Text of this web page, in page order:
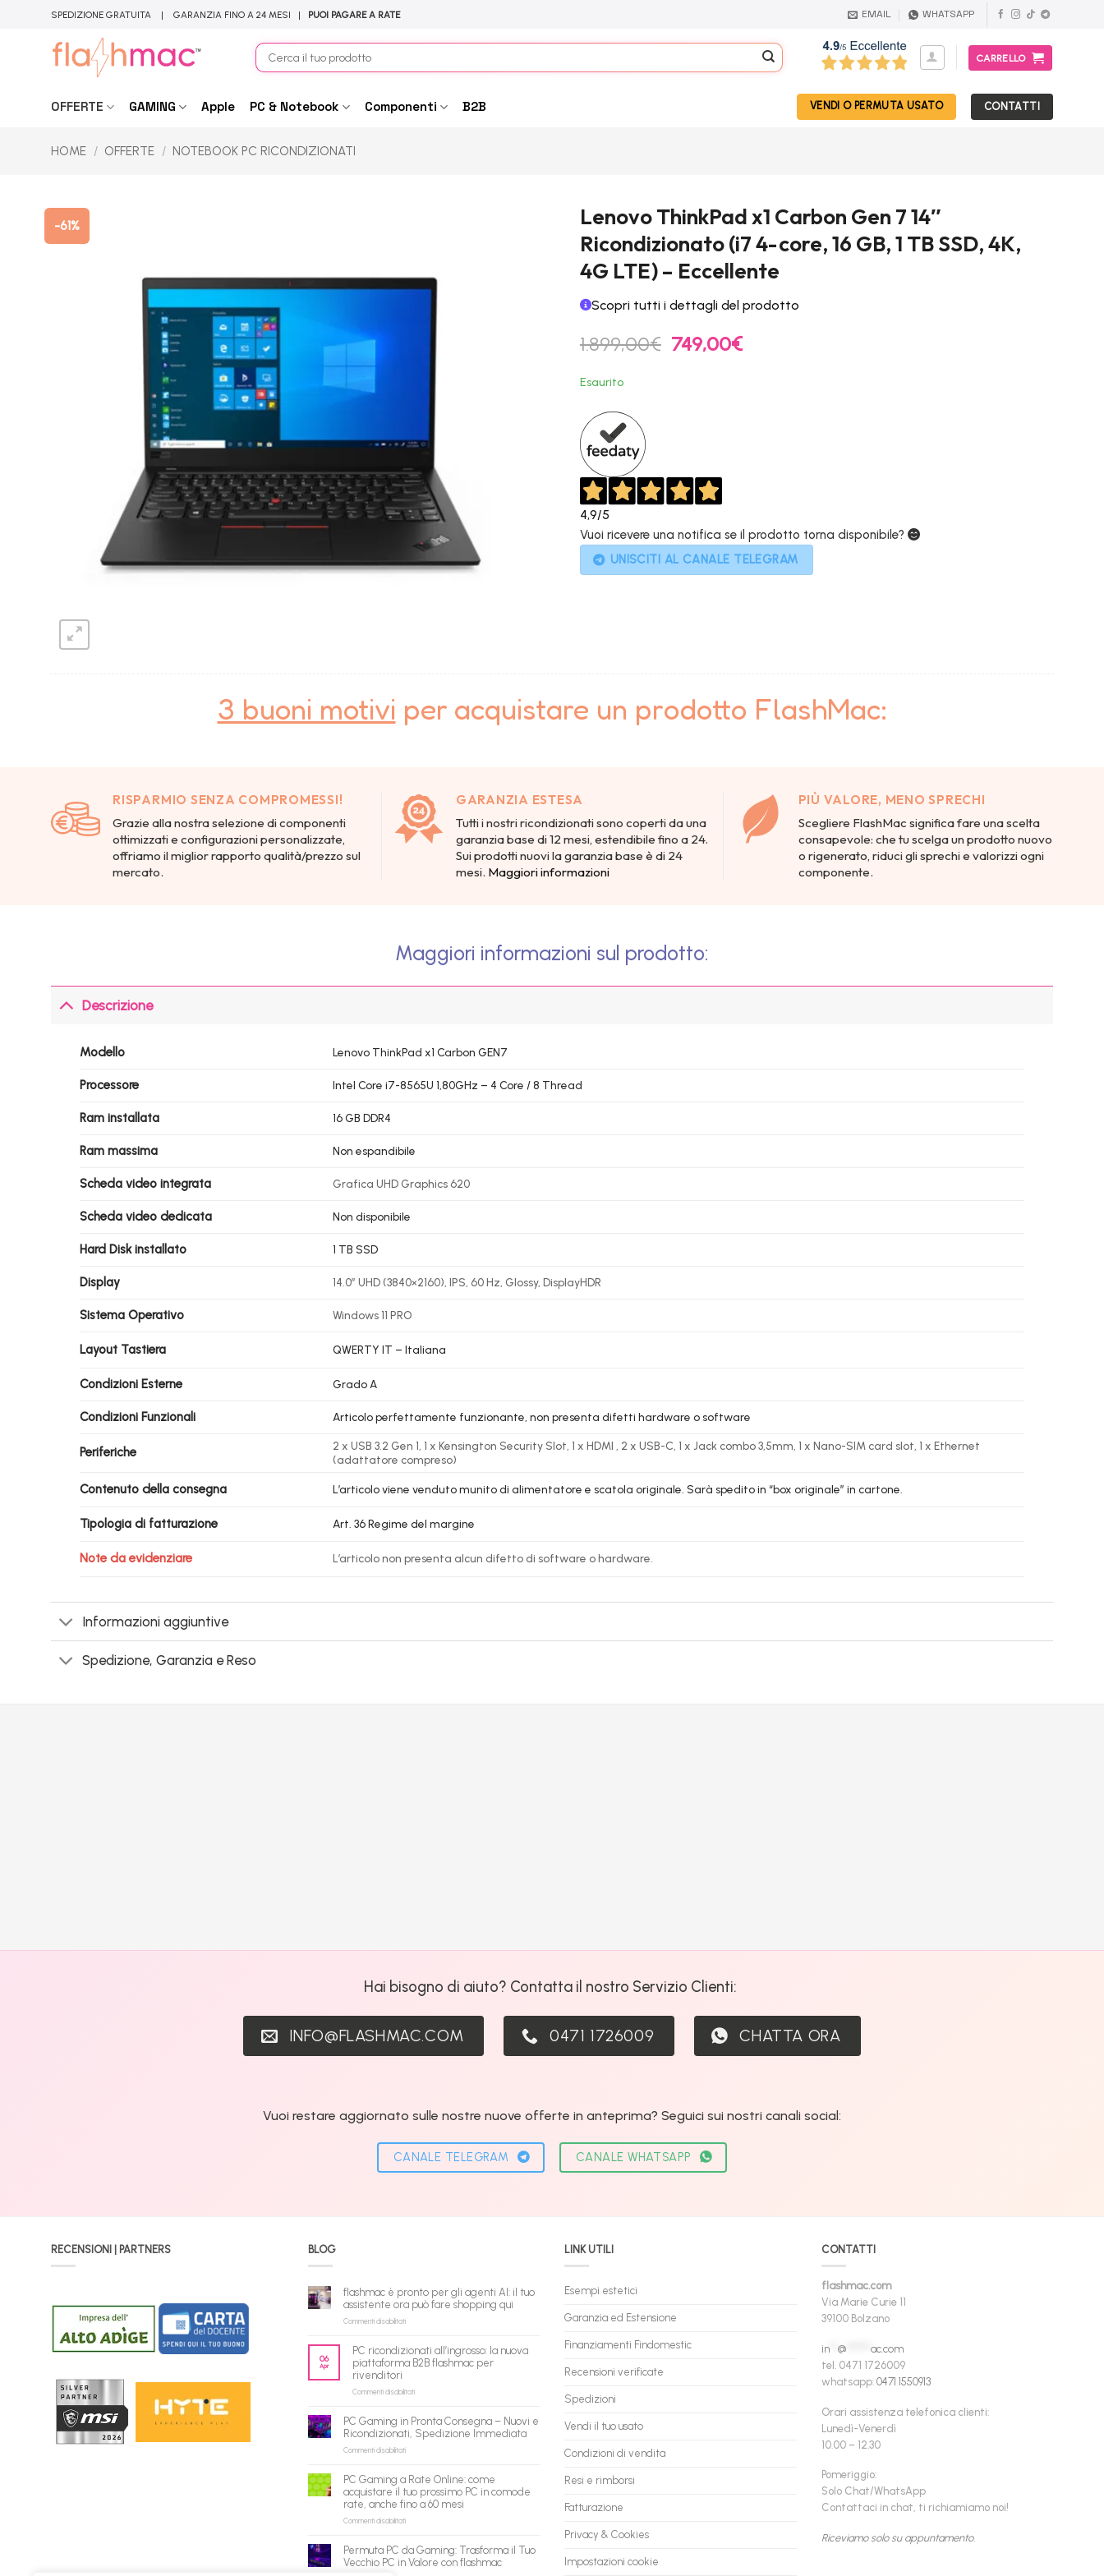
SPEDIZIONE GRATUITA | GARANZIA FINO A 24 MESI | PUOI PAGARE A RATE EMAIL WHATSAPP
Cerca:
CARRELLO
OFFERTE GAMING Apple PC & Notebook Componenti B2B VENDI O PERMUTA USATO CONTATTI
HOME / OFFERTE / NOTEBOOK PC RICONDIZIONATI
-61%
Lenovo ThinkPad x1 Carbon Gen 7 14″
Ricondizionato (i7 4-core, 16 GB, 1 TB SSD, 4K,
4G LTE) – Eccellente
Scopri tutti i dettagli del prodotto
1.899,00€ Il
prezzo
749,00€Il
prezzo
Esaurito
4,9/5
Vuoi ricevere una notifica se il prodotto torna disponibile?
UNISCITI AL CANALE TELEGRAM
3 buoni motivi per acquistare un prodotto FlashMac:
RISPARMIO SENZA COMPROMESSI!
Grazie alla nostra selezione di componenti
ottimizzati e configurazioni personalizzate,
offriamo il miglior rapporto qualità/prezzo sul
mercato.
GARANZIA ESTESA
Tutti i nostri ricondizionati sono coperti da una
garanzia base di 12 mesi, estendibile fino a 24.
Sui prodotti nuovi la garanzia base è di 24
mesi. Maggiori informazioni
PIÙ VALORE, MENO SPRECHI
Scegliere FlashMac significa fare una scelta
consapevole: che tu scelga un prodotto nuovo
o rigenerato, riduci gli sprechi e valorizzi ogni
componente.
Maggiori informazioni sul prodotto:
Descrizione
Modello Lenovo ThinkPad x1 Carbon GEN7
Processore Intel Core i7-8565U 1,80GHz – 4 Core / 8 Thread
Ram installata 16 GB DDR4
Ram massima Non espandibile
Scheda video integrata Grafica UHD Graphics 620
Scheda video dedicata Non disponibile
Hard Disk installato 1 TB SSD
Display 14.0″ UHD (3840×2160), IPS, 60 Hz, Glossy, DisplayHDR
Sistema Operativo Windows 11 PRO
Layout Tastiera QWERTY IT – Italiana
Condizioni Esterne Grado A
Condizioni Funzionali Articolo perfettamente funzionante, non presenta difetti hardware o software
Periferiche
2 x USB 3.2 Gen 1, 1 x Kensington Security Slot, 1 x HDMI , 2 x USB-C, 1 x Jack combo 3,5mm, 1 x Nano-SIM card slot, 1 x Ethernet
(adattatore compreso)
Contenuto della consegna L’articolo viene venduto munito di alimentatore e scatola originale. Sarà spedito in “box originale” in cartone.
Tipologia di fatturazione Art. 36 Regime del margine
Note da evidenziare L’articolo non presenta alcun difetto di software o hardware.
Informazioni aggiuntive
Spedizione, Garanzia e Reso
Hai bisogno di aiuto? Contatta il nostro Servizio Clienti:
INFO@FLASHMAC.COM 0471 1726009 CHATTA ORA
Vuoi restare aggiornato sulle nostre nuove offerte in anteprima? Seguici sui nostri canali social:
CANALE TELEGRAM CANALE WHATSAPP
RECENSIONI | PARTNERS BLOG
flashmac è pronto per gli agenti AI: il tuo
assistente ora può fare shopping qui
Commenti disabilitatisu
pronto
per
agenti
tuo
assistente
shopping
qui
06
Apr
PC ricondizionati all’ingrosso: la nuova
piattaforma B2B flashmac per
rivenditori
Commenti disabilitatisu
all’ingrosso:
la
flashmac
per
rivenditori
PC Gaming in Pronta Consegna – Nuovi e
Ricondizionati, Spedizione Immediata
Commenti disabilitatisu
in
Pronta
Consegna
–
Ricondizionati,
Spedizione
PC Gaming a Rate Online: come
acquistare il tuo prossimo PC in comode
rate, anche fino a 60 mesi
Commenti disabilitatisu
a
Rate
Permuta PC da Gaming: Trasforma il Tuo
Vecchio PC in Valore con flashmac
LINK UTILI
Esempi estetici
Garanzia ed Estensione
Finanziamenti Findomestic
Recensioni verificate
Spedizioni
Vendi il tuo usato
Condizioni di vendita
Resi e rimborsi
Fatturazione
Privacy & Cookies
Impostazioni cookie
CONTATTI
flashmac.com
Via Marie Curie 11
39100 Bolzano
in** @****** ac.com
tel. 0471 1726009
whatsapp: 0471 1550913
Orari assistenza telefonica clienti:
Lunedì-Venerdì
10.00 – 12.30
Pomeriggio:
Solo Chat/WhatsApp
Contattaci in chat, ti richiamiamo noi!
Riceviamo solo su appuntamento.